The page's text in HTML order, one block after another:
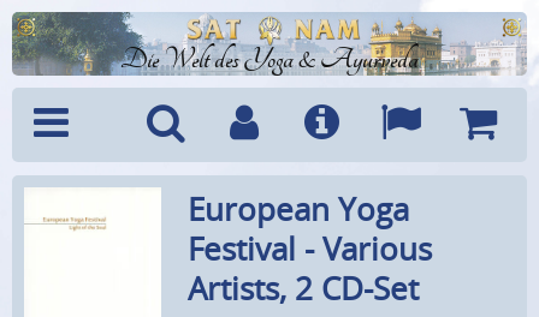
Die Welt des Yoga & Ayurveda
SucheBenutzerkonto
Info Sprachen
European Yoga
Festival - Various
Artists, 2 CD-Set